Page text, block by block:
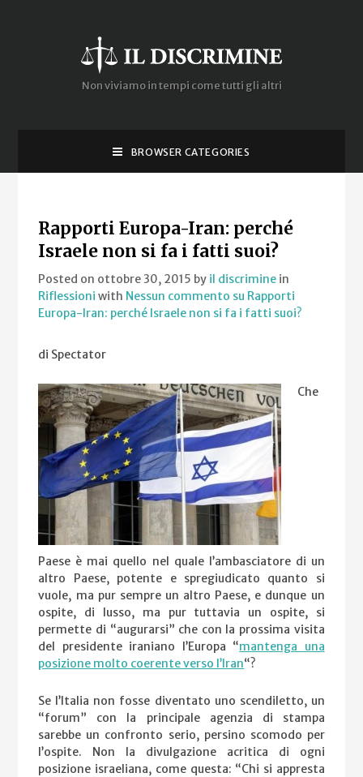
Non viviamo in tempi come tutti gli altri
BROWSER CATEGORIES
Rapporti Europa-Iran: perché
Israele non si fa i fatti suoi?
Posted on ottobre 30, 2015 by il discrimine in
Riflessioni with Nessun commento su Rapporti
Europa-Iran: perché Israele non si fa i fatti suoi?
di Spectator
Che
Paese è mai quello nel quale l’ambasciatore di un
altro Paese, potente e spregiudicato quanto si
vuole, ma pur sempre un altro Paese, e dunque un
ospite, di lusso, ma pur tuttavia un ospite, si
permette di “augurarsi” che con la prossima visita
del presidente iraniano l’Europa “mantenga una
posizione molto coerente verso l’Iran“?
Se l’Italia non fosse diventato uno scendiletto, un
“forum” con la principale agenzia di stampa
sarebbe un confronto serio, persino scomodo per
l’ospite. Non la divulgazione acritica di ogni
posizione israeliana, come questa: “Chi si appresta